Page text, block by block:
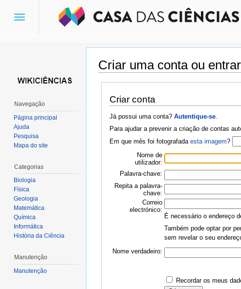
Criar uma conta ou entrar
Ir para:navegação,pesquisa
Criar conta
Já possui uma conta? Autentique-se.
Para ajudar a prevenir a criação de contas
Em que mês foi fotografada esta imagem?
Nome de
utilizador:
Palavra-chave:
Repita a palavra-
chave:
Correio
electrónico:
É necessário o endereço
Também pode optar por
sem revelar o seu
Nome verdadeiro:
Recordar os meus
Toggle
Navegação
Página principal
Ajuda
Pesquisa
Mapa do site
Categorias
Biologia
Física
Geologia
Matemática
Química
Informática
História da Ciência
Manutenção
Manutenção